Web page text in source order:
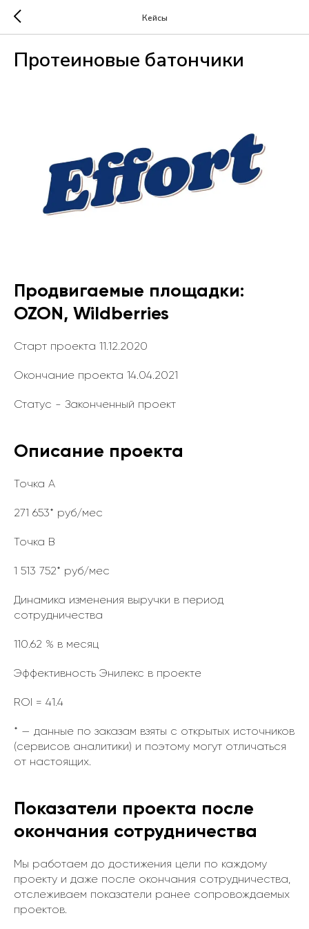
Кейсы
Протеиновые батончики
Продвигаемые площадки:
OZON, Wildberries
Старт проекта 11.12.2020
Окончание проекта 14.04.2021
Статус - Законченный проект
Описание проекта
Точка А
271 653* руб/мес
Точка B
1 513 752* руб/мес
Динамика изменения выручки в период
сотрудничества
110.62 % в месяц
Эффективность Энилекс в проекте
ROI = 41.4
* — данные по заказам взяты с открытых источников
(сервисов аналитики) и поэтому могут отличаться
от настоящих.
Показатели проекта после
окончания сотрудничества
Мы работаем до достижения цели по каждому
проекту и даже после окончания сотрудничества,
отслеживаем показатели ранее сопровождаемых
проектов.